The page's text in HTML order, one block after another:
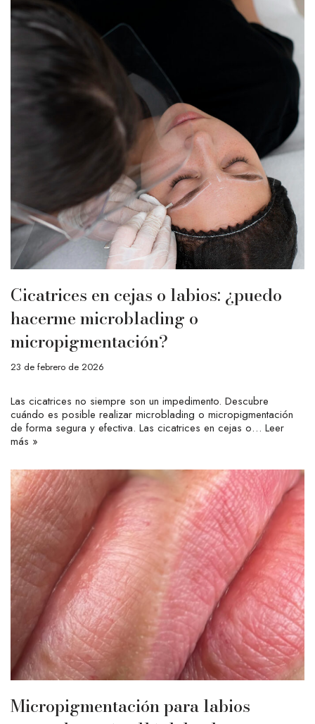
Cicatrices en cejas o labios: ¿puedo
hacerme microblading o
micropigmentación?
23 de febrero de 2026
Las cicatrices no siempre son un impedimento. Descubre
cuándo es posible realizar microblading o micropigmentación
de forma segura y efectiva. Las cicatrices en cejas o… Leer
más »
Micropigmentación para labios